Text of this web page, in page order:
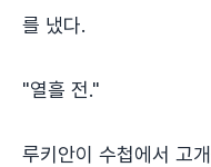
를 냈다.
"열흘 전."
루키안이 수첩에서 고